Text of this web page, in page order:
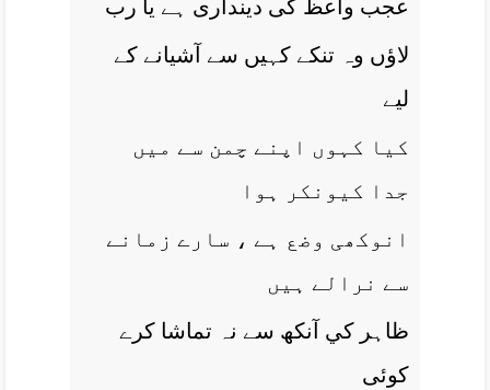
عجب واعظ کی دينداری ہے يا رب
لاؤں وہ تنکے کہيں سے آشيانے کے
ليے
کيا کہوں اپنے چمن سے ميں
جدا کيونکر ہوا
انوکھی وضع ہے ، سارے زمانے
سے نرالے ہيں
ظاہر کي آنکھ سے نہ تماشا کرے
کوئی